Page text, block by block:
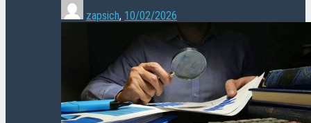
zapsich, 10/02/2026